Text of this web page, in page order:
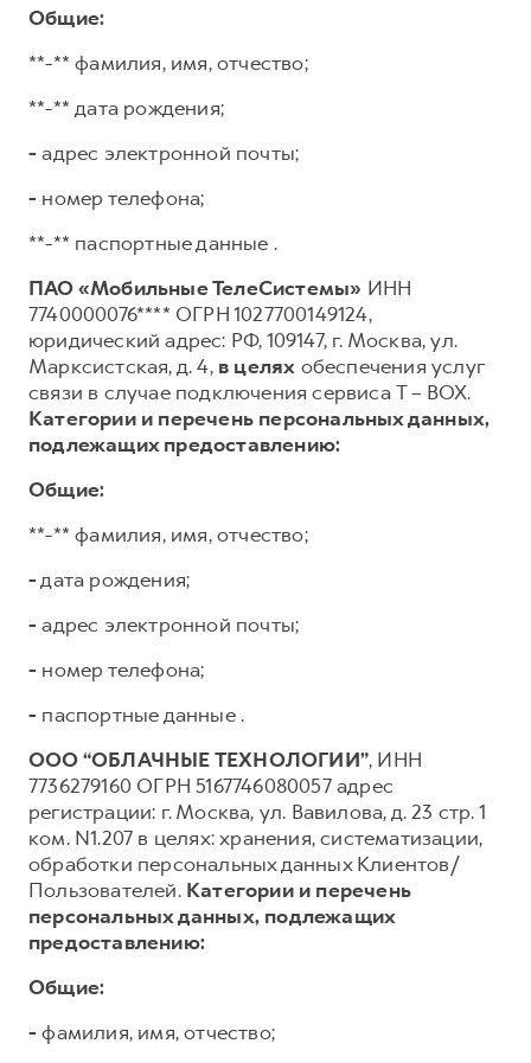
Общие:
**-** фамилия, имя, отчество;
**-** дата рождения;
- адрес электронной почты;
- номер телефона;
**-** паспортные данные .
ПАО «Мобильные ТелеСистемы» ИНН
7740000076**** ОГРН 1027700149124,
юридический адрес: РФ, 109147, г. Москва, ул.
Марксистская, д. 4, в целях обеспечения услуг
связи в случае подключения сервиса T – BOX.
Категории и перечень персональных данных,
подлежащих предоставлению:
Общие:
**-** фамилия, имя, отчество;
-дата рождения;
- адрес электронной почты;
- номер телефона;
- паспортные данные .
ООО “ОБЛАЧНЫЕ ТЕХНОЛОГИИ”, ИНН
7736279160 ОГРН 5167746080057 адрес
регистрации: г. Москва, ул. Вавилова, д. 23 стр. 1
ком. N1.207 в целях: хранения, систематизации,
обработки персональных данных Клиентов/
Пользователей. Категории и перечень
персональных данных, подлежащих
предоставлению:
Общие:
- фамилия, имя, отчество;